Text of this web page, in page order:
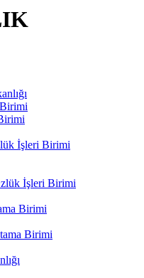
İşleri Birimi
İşleri Birimi
Birimi
Birimi